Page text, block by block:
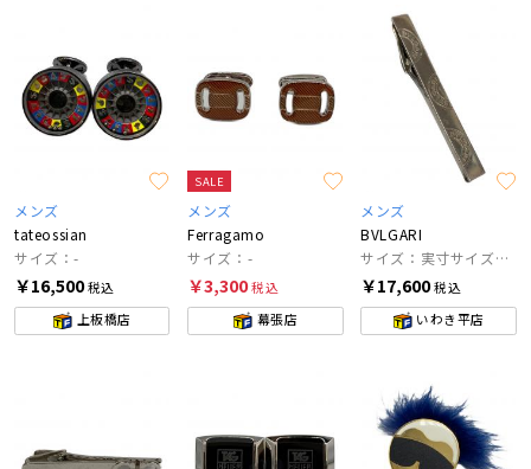
メンズ
tateossian
サイズ：-
￥16,500税込
上板橋店
SALE
メンズ
Ferragamo
サイズ：-
￥3,300税込
幕張店
メンズ
BVLGARI
サイズ：実寸サイズにてご家訓ください。
￥17,600税込
いわき平店